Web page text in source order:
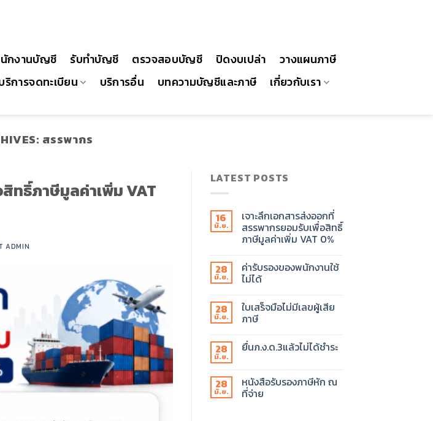
นักงานบัญชี รับทำบัญชี ตรวจสอบบัญชี ปิดงบเปล่า
วางแผนภาษี
ริการจดทะเบียน
บริการอื่น บทความบัญชีและภาษี เกี่ยวกับเรา
สรรพากร
ทธิ์ภาษีมูลค่าเพิ่ม VAT
ADMIN
LATEST POSTS
16
มิ.ย.
เจาะลึกเอกสารส่งออกที่
สรรพากรยอมรับเพื่อสิทธิ์
ภาษีมูลค่าเพิ่ม VAT 0%
28
มิ.ย.
ค่ารับรองของพนักงานใช้
ไม่ได้
28
มิ.ย.
ใบเสร็จมือไม่มีเลขผู้เสีย
ภาษี
28
มิ.ย.
ยื่นภ.ง.ด.3แล้วไม่ได้ชำระ
28
มิ.ย.
หนังสือรับรองภาษีหัก ณ
ที่จ่าย